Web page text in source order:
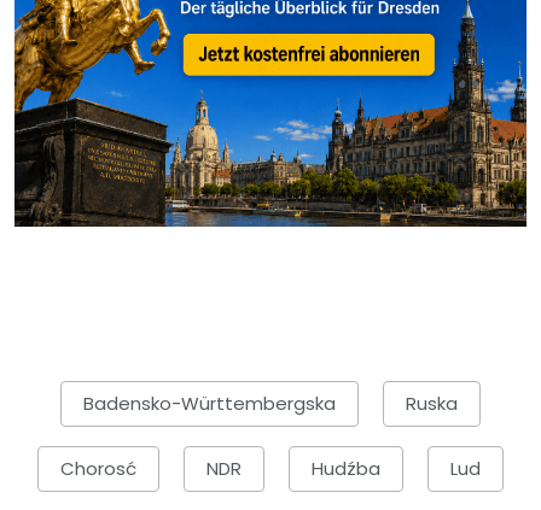
Badensko-Württembergska Ruska
Chorosć NDR Hudźba Lud